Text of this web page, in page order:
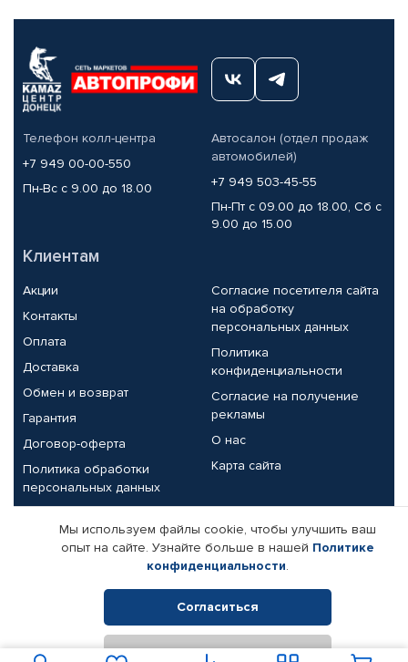
Телефон колл-центра
+7 949 00-00-550
Пн-Вс с 9.00 до 18.00
Автосалон (отдел продаж
автомобилей)
+7 949 503-45-55
Пн-Пт с 09.00 до 18.00, Сб с
9.00 до 15.00
Клиентам
Акции
Контакты
Оплата
Доставка
Обмен и возврат
Гарантия
Договор-оферта
Политика обработки
персональных данных
Согласие посетителя сайта
на обработку
персональных данных
Политика
конфиденциальности
Согласие на получение
рекламы
О нас
Карта сайта
Партнерам
Корпоративным клиентам
Поставщикам
Реквизиты компании
© КАМАЗ ЦЕНТР ДОНЕЦК, 2015-2026. Все права защищены.
Мы используем файлы cookie, чтобы улучшить ваш
опыт на сайте. Узнайте больше в нашей Политике
конфиденциальности.
Согласиться
Отклонить